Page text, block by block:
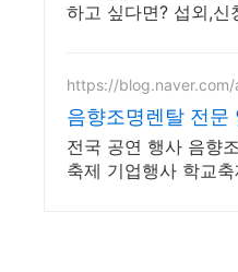
하고 싶다면? 섭외,신
보하세요
https://
음향조명렌탈 전문
전국 공연 행사 음향
축제 기업행사 학교축